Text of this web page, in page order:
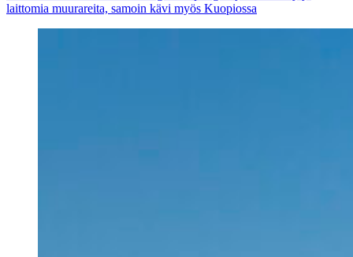
laittomia muurareita, samoin kävi myös Kuopiossa